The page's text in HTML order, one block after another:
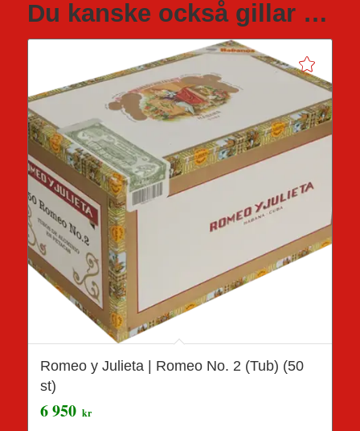
Du kanske också gillar …
Romeo y Julieta | Romeo No. 2 (Tub) (50
st)
6 950 kr